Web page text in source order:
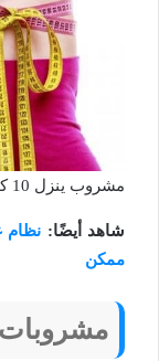
مشروب ينزل 10 كيلو في أسبوع
شاهد أيضًا: نظام
ممكن